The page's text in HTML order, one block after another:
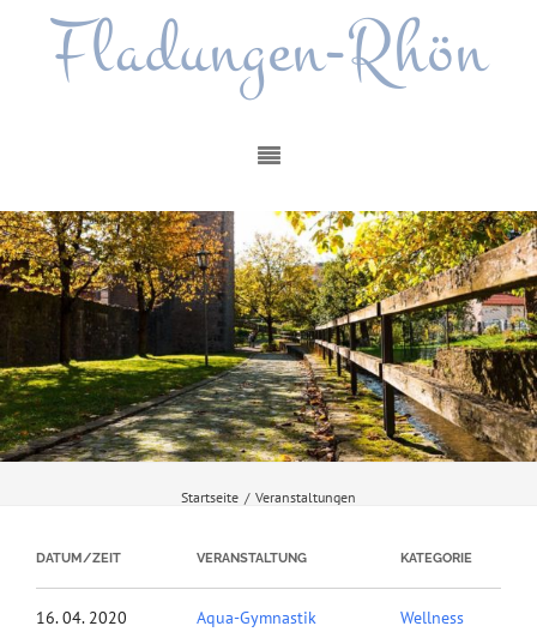
Fladungen-Rhön
Startseite / Veranstaltungen
DATUM/ZEIT VERANSTALTUNG KATEGORIE
16. 04. 2020 Aqua-Gymnastik Wellness